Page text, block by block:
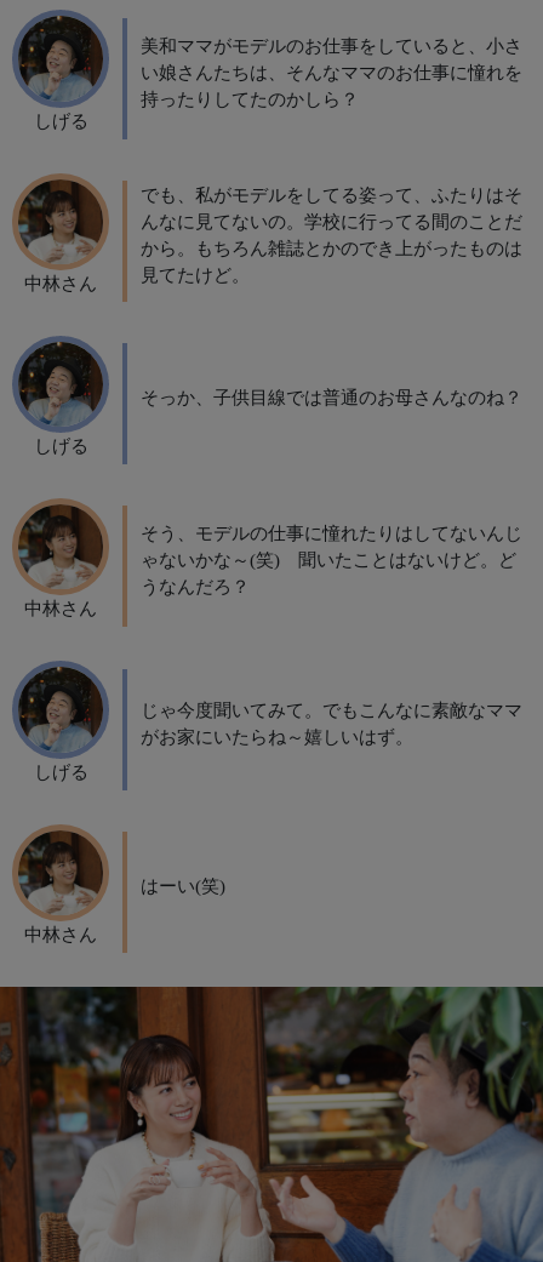
しげる
美和ママがモデルのお仕事をしていると、小さ
い娘さんたちは、そんなママのお仕事に憧れを
持ったりしてたのかしら？
中林さん
でも、私がモデルをしてる姿って、ふたりはそ
んなに見てないの。学校に行ってる間のことだ
から。もちろん雑誌とかのでき上がったものは
見てたけど。
しげる
そっか、子供目線では普通のお母さんなのね？
中林さん
そう、モデルの仕事に憧れたりはしてないんじ
ゃないかな～(笑) 聞いたことはないけど。ど
うなんだろ？
しげる
じゃ今度聞いてみて。でもこんなに素敵なママ
がお家にいたらね～嬉しいはず。
中林さん
はーい(笑)